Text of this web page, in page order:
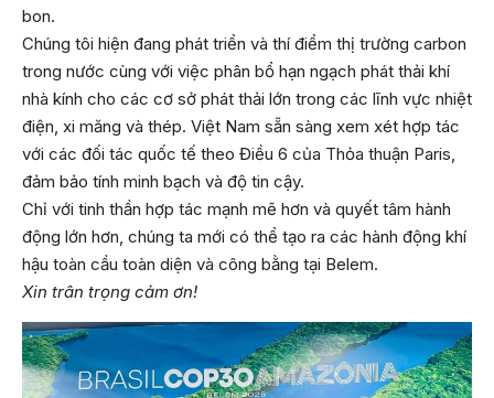
bon.
Chúng tôi hiện đang phát triển và thí điểm thị trường carbon
trong nước cùng với việc phân bổ hạn ngạch phát thải khí
nhà kính cho các cơ sở phát thải lớn trong các lĩnh vực nhiệt
điện, xi măng và thép. Việt Nam sẵn sàng xem xét hợp tác
với các đối tác quốc tế theo Điều 6 của Thỏa thuận Paris,
đảm bảo tính minh bạch và độ tin cậy.
Chỉ với tinh thần hợp tác mạnh mẽ hơn và quyết tâm hành
động lớn hơn, chúng ta mới có thể tạo ra các hành động khí
hậu toàn cầu toàn diện và công bằng tại Belem.
Xin trân trọng cảm ơn!